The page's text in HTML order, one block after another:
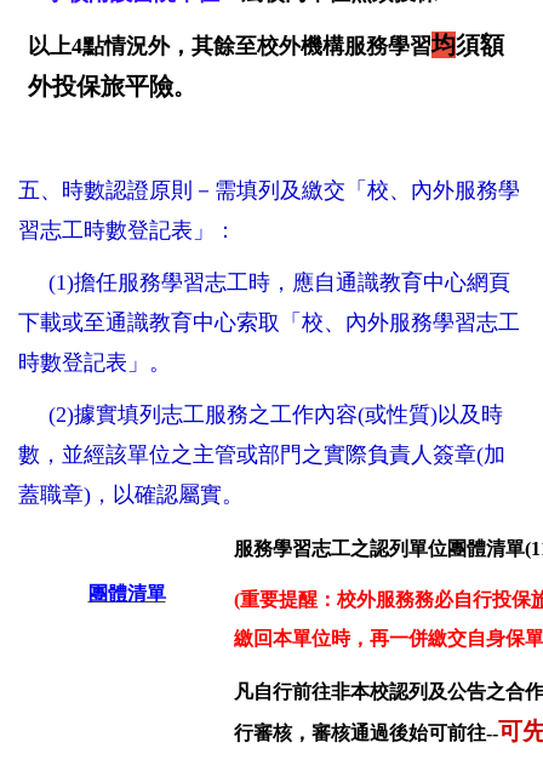
以上4點情況外，其餘至校外機構服務學習均須額
外投保旅平險。
五、時數認證原則－需填列及繳交「校、內外服務學
習志工時數登記表」：
(1)擔任服務學習志工時，應自通識教育中心網頁
下載或至通識教育中心索取「校、內外服務學習志工
時數登記表」。
(2)據實填列志工服務之工作內容(或性質)以及時
數，並經該單位之主管或部門之實際負責人簽章(加
蓋職章) ，以確認屬實。
團體清單
服務學習志工之認列單位團體清單
(重要提醒：校外服務務必自行投保
繳回本單位時，再一併繳交自身保
凡自行前往非本校認列及公告之合
行審核，審核通過後始可前往--可